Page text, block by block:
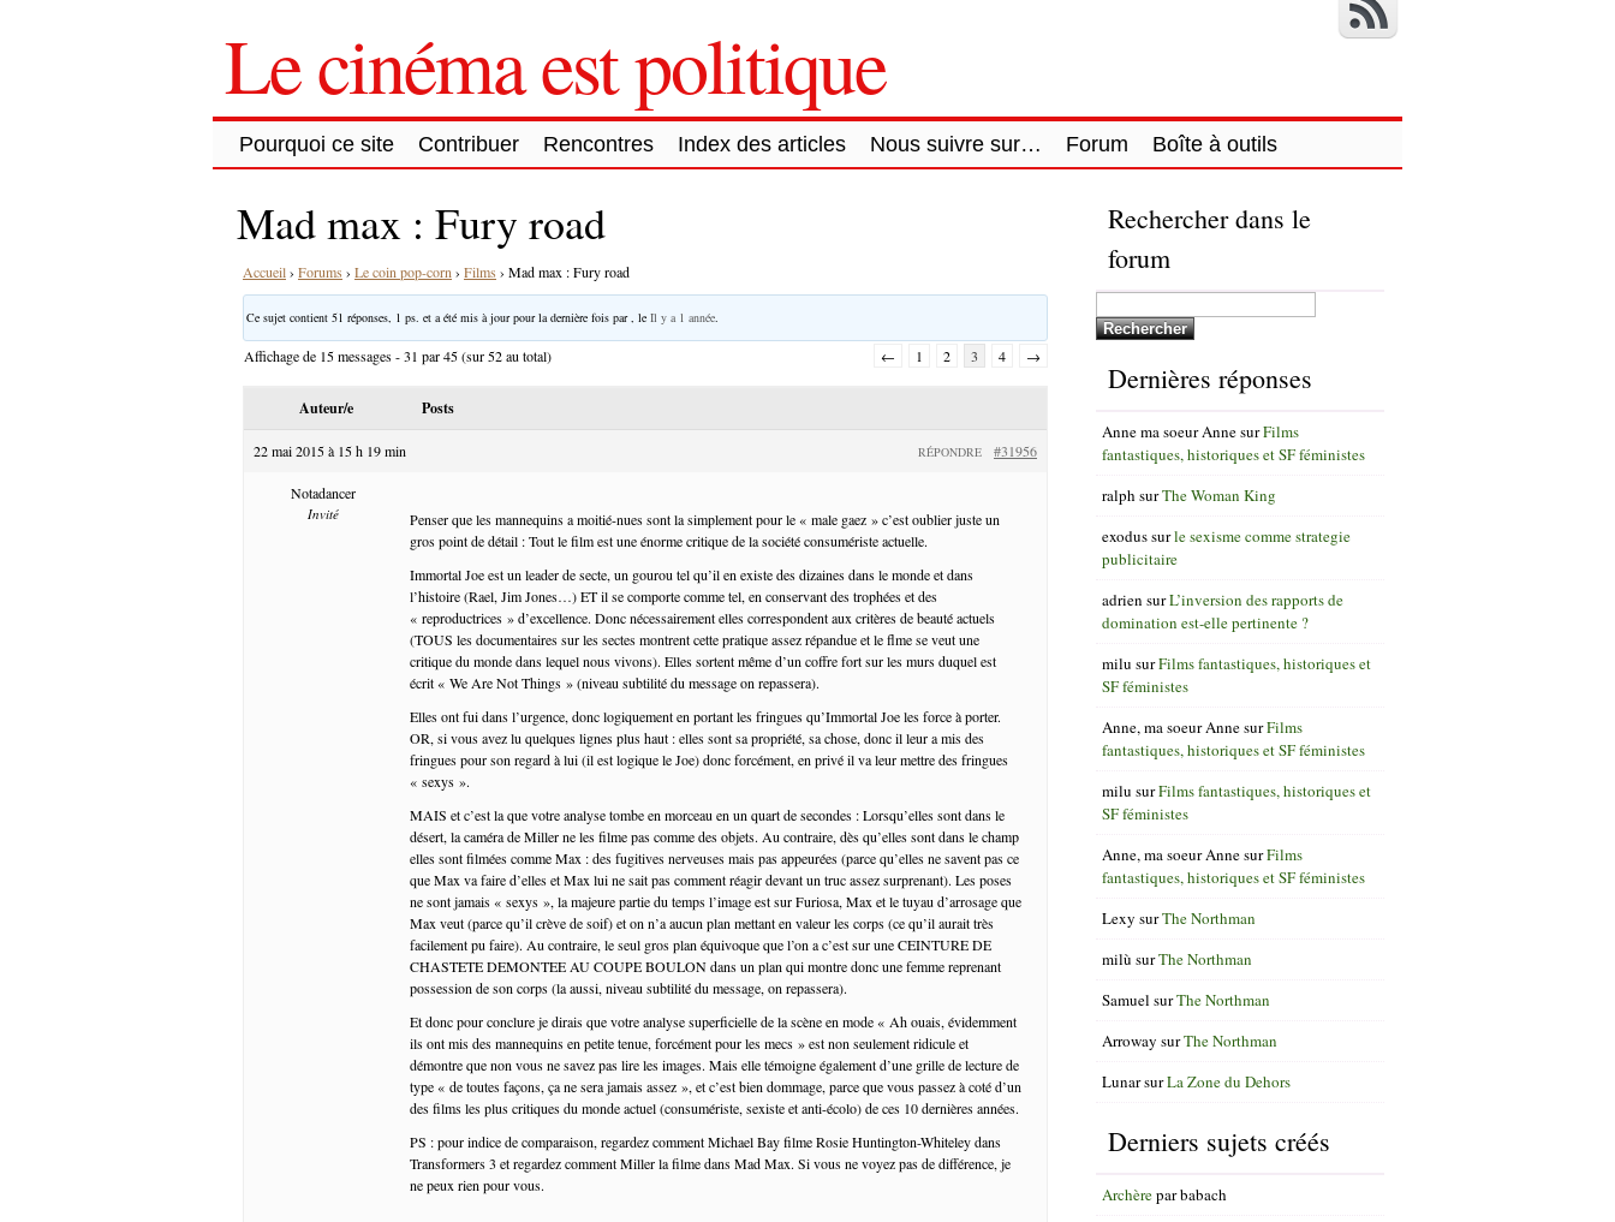
Le cinéma est politique
Pourquoi ce site Contribuer Rencontres Index des articles Nous suivre sur… Forum Boîte à outils
Mad max : Fury road
Accueil› Forums › Le coin pop-corn › Films › Mad max : Fury road
Ce sujet contient 51 réponses, 1 ps. et a été mis à jour pour la dernière fois par , le Il y a 1 année
Affichage de 15 messages - 31 par 45 (sur 52 au total) ← 1 2 3 4 →
Auteur/e Posts
22 mai 2015 à 15 h 19 min #31956
RÉPONDRE
Notadancer
Invité
Penser que les mannequins a moitié-nues sont la simplement pour le « male gaez » c’est oublier juste un
gros point de détail : Tout le film est une énorme critique de la société consumériste actuelle.
Immortal Joe est un leader de secte, un gourou tel qu’il en existe des dizaines dans le monde et dans
l’histoire (Rael, Jim Jones…) ET il se comporte comme tel, en conservant des trophées et des
« reproductrices » d’excellence. Donc nécessairement elles correspondent aux critères de beauté actuels
(TOUS les documentaires sur les sectes montrent cette pratique assez répandue et le flme se veut une
critique du monde dans lequel nous vivons). Elles sortent même d’un coffre fort sur les murs duquel est
écrit « We Are Not Things » (niveau subtilité du message on repassera).
Elles ont fui dans l’urgence, donc logiquement en portant les fringues qu’Immortal Joe les force à porter.
OR, si vous avez lu quelques lignes plus haut : elles sont sa propriété, sa chose, donc il leur a mis des
fringues pour son regard à lui (il est logique le Joe) donc forcément, en privé il va leur mettre des fringues
« sexys ».
MAIS et c’est la que votre analyse tombe en morceau en un quart de secondes : Lorsqu’elles sont dans le
désert, la caméra de Miller ne les filme pas comme des objets. Au contraire, dès qu’elles sont dans le champ
elles sont filmées comme Max : des fugitives nerveuses mais pas appeurées (parce qu’elles ne savent pas ce
que Max va faire d’elles et Max lui ne sait pas comment réagir devant un truc assez surprenant). Les poses
ne sont jamais « sexys », la majeure partie du temps l’image est sur Furiosa, Max et le tuyau d’arrosage que
Max veut (parce qu’il crève de soif) et on n’a aucun plan mettant en valeur les corps (ce qu’il aurait très
facilement pu faire). Au contraire, le seul gros plan équivoque que l’on a c’est sur une CEINTURE DE
CHASTETE DEMONTEE AU COUPE BOULON dans un plan qui montre donc une femme reprenant
possession de son corps (la aussi, niveau subtilité du message, on repassera).
Et donc pour conclure je dirais que votre analyse superficielle de la scène en mode « Ah ouais, évidemment
ils ont mis des mannequins en petite tenue, forcément pour les mecs » est non seulement ridicule et
démontre que non vous ne savez pas lire les images. Mais elle témoigne également d’une grille de lecture de
type « de toutes façons, ça ne sera jamais assez », et c’est bien dommage, parce que vous passez à coté d’un
des films les plus critiques du monde actuel (consumériste, sexiste et anti-écolo) de ces 10 dernières années.
PS : pour indice de comparaison, regardez comment Michael Bay filme Rosie Huntington-Whiteley dans
Transformers 3 et regardez comment Miller la filme dans Mad Max. Si vous ne voyez pas de différence, je
ne peux rien pour vous.
Rechercher dans le
forum
Dernières réponses
Anne ma soeur AnnesurFilms
fantastiques, historiques et SF féministes
ralph surThe Woman King
exodussurle sexisme comme strategie
publicitaire
adrien surL’inversion des rapports de
domination est-elle pertinente ?
milu surFilms fantastiques, historiques et
SF féministes
Anne, ma soeur AnnesurFilms
fantastiques, historiques et SF féministes
milu surFilms fantastiques, historiques et
SF féministes
Anne, ma soeur AnnesurFilms
fantastiques, historiques et SF féministes
Lexy surThe Northman
milù surThe Northman
Samuel surThe Northman
Arroway surThe Northman
LunarsurLa Zone du Dehors
Derniers sujets créés
Archèreparbabach